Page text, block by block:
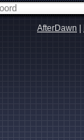
AfterDawn